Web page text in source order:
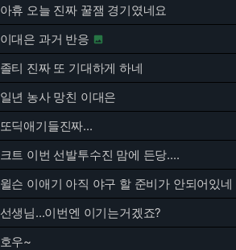
아휴 오늘 진짜 꿀잼 경기였네요
이대은 과거 반응 
졸티 진짜 또 기대하게 하네
일년 농사 망친 이대은
또딕애기들진짜...
크트 이번 선발투수진 맘에 든당....
윌슨 이애기 아직 야구 할 준비가 안되어있네
선생님...이번엔 이기는거겠죠?
호우~